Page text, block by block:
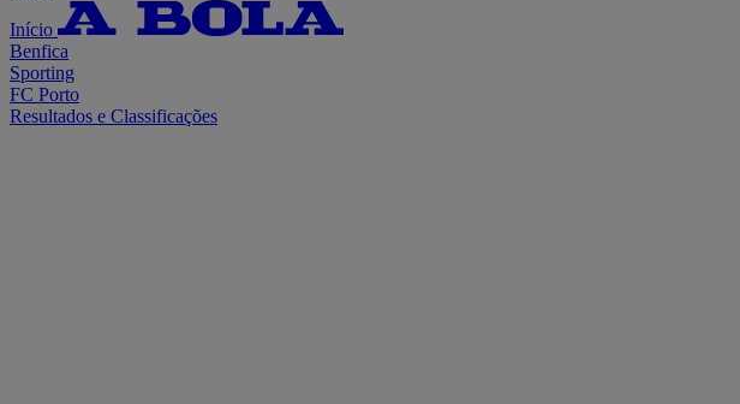
Início
Benfica
Sporting
FC Porto
Resultados e Classificações